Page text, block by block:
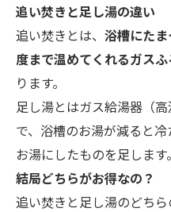
追い焚きと足し湯の違い
追い焚きとは、 浴槽にた
度まで温めてくれるガス
ります。
足し湯とはガス給湯器（
で、浴槽のお湯が減ると
お湯にしたものを足します。
結局どちらがお得なの？
追い焚きと足し湯のどち